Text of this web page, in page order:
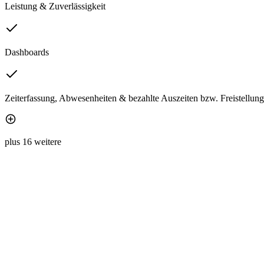
Leistung & Zuverlässigkeit
Dashboards
Zeiterfassung, Abwesenheiten & bezahlte Auszeiten bzw.
plus 16 weitere